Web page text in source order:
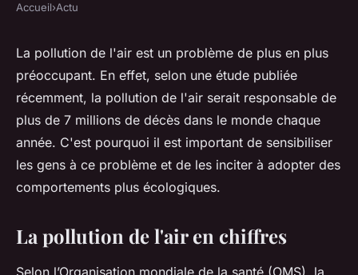
La pollution de l'air
27 juillet 2022 6 min de lecture
Accueil›Actu
La pollution de l'air est un problème de plus en plus
préoccupant. En effet, selon une étude publiée
récemment, la pollution de l'air serait responsable de
plus de 7 millions de décès dans le monde chaque
année. C'est pourquoi il est important de sensibiliser
les gens à ce problème et de les inciter à adopter des
comportements plus écologiques.
La pollution de l'air en chiffres